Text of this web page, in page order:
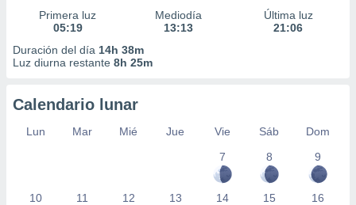
Primera luz
05:19
Mediodía
13:13
Última luz
21:06
Duración del día 14h 38m
Luz diurna restante 8h 25m
Calendario lunar
Lun Mar Mié Jue Vie Sáb
Dom
7
8 9
10 11 12 13 14 15 16